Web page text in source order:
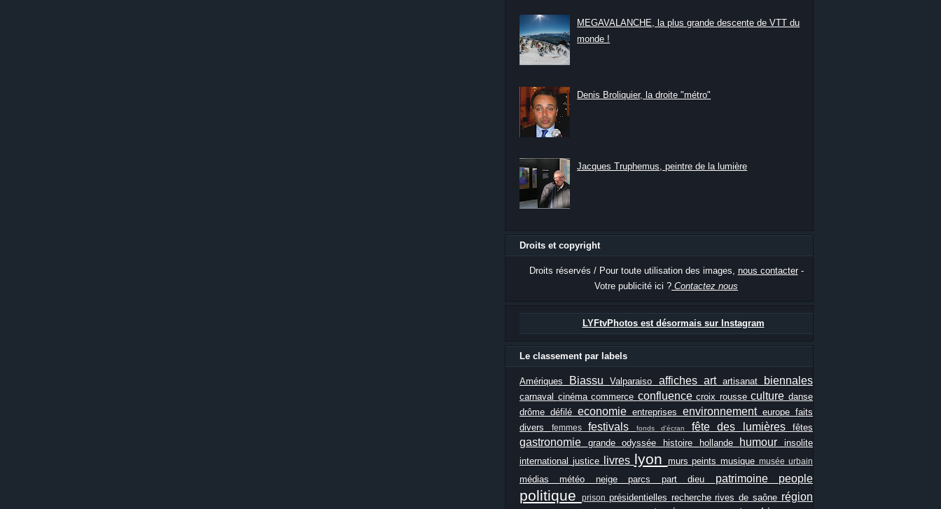
MEGAVALANCHE, la plus grande descente de VTT du
monde !
Denis Broliquier, la droite "métro"
Jacques Truphemus, peintre de la lumière
Droits et copyright
Droits réservés / Pour toute utilisation des images, nous contacter-
Votre publicité ici ? Contactez nous
LYFtvPhotos est désormais sur Instagram
Le classement par labels
Amériques BiassuValparaiso affiches art artisanat biennales
carnaval cinémacommerce confluencecroix rousseculturedanse
drôme défilé economie entreprises environnement europe faits
divers
femmes festivals fonds d'écran fête des lumières fêtes
gastronomie grande odyssée histoire hollande humourinsolite
international justice livres lyon murs peintsmusiquemusée urbain
médiasmétéo neigeparcs part dieu patrimoine people
politique prison présidentielles rechercherives de saône région